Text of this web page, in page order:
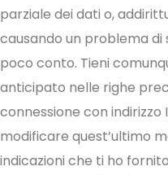
parziale dei dati o,
causando un problema di
poco conto. Tieni
anticipato nelle righe
connessione con indirizzo
modificare quest’ultimo
indicazioni che ti ho